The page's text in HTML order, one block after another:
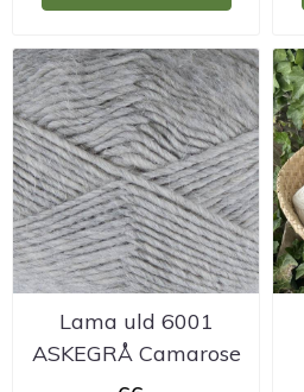
Lama uld 6001
ASKEGRÅ Camarose